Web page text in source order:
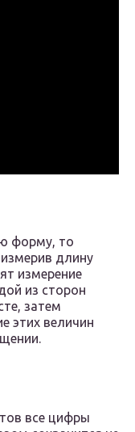
форму, то
длину
измерение
из сторон
затем
этих величин
все цифры